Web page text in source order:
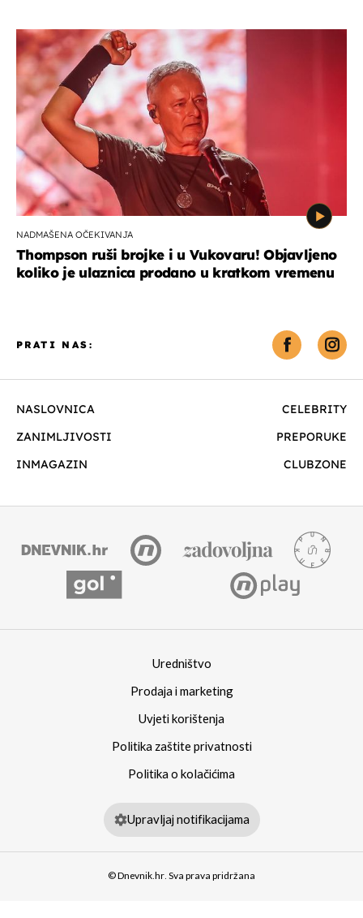
NADMAŠENA OČEKIVANJA
Thompson ruši brojke i u Vukovaru! Objavljeno
koliko je ulaznica prodano u kratkom vremenu
NASLOVNICA
CELEBRITY
ZANIMLJIVOSTI
PREPORUKE
INMAGAZIN
CLUBZONE
PRATI NAS:
Uredništvo
Prodaja i marketing
Uvjeti korištenja
Politika zaštite privatnosti
Politika o kolačićima
Upravljaj notifikacijama
© Dnevnik.hr. Sva prava pridržana